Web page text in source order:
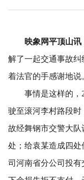
映象网平顶山讯
解了一起交通事故纠
着法官的手感谢地说
事情是这样的，
驶至滚河李村路段
故经舞钢市交警大
处；给袁某造成四
司河南省分公司投有